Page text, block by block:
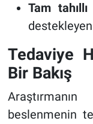
Tam
Tedaviye
Bir Bakış
beslenmenin